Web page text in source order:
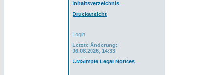
Inhaltsverzeichnis
Druckansicht
Login
Letzte Änderung:
06.08.2026, 14:33
CMSimple Legal Notices